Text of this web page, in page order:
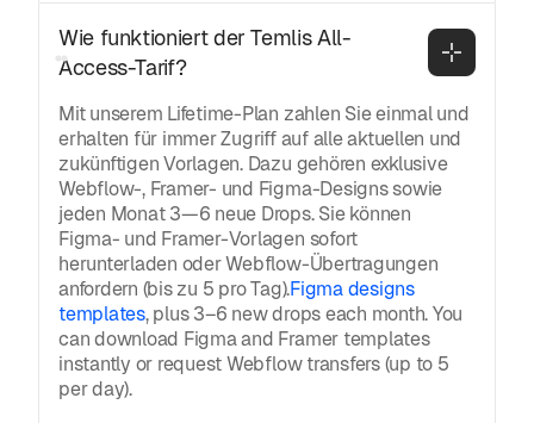
Wie funktioniert der Temlis All-
Access-Tarif?
Mit unserem Lifetime-Plan zahlen Sie einmal und
erhalten für immer Zugriff auf alle aktuellen und
zukünftigen Vorlagen. Dazu gehören exklusive
Webflow-, Framer- und Figma-Designs sowie
jeden Monat 3—6 neue Drops. Sie können
Figma- und Framer-Vorlagen sofort
herunterladen oder Webflow-Übertragungen
anfordern (bis zu 5 pro Tag).Figma designs
templates, plus 3–6 new drops each month. You
can download Figma and Framer templates
instantly or request Webflow transfers (up to 5
per day).